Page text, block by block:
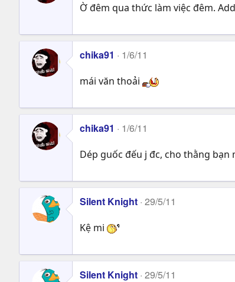
Ờ đêm qua thức làm việc đêm.
chika91 1/6/11
mái văn thoải
chika91 1/6/11
Dép guốc đếu j đc, cho thằng
Silent Knight 29/5/11
Kệ mi
Silent Knight 29/5/11